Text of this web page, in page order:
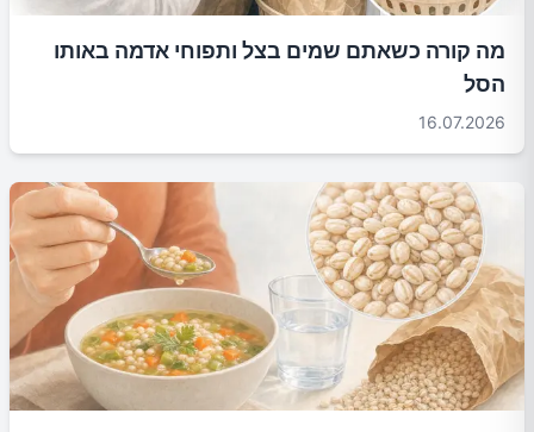
מה קורה כשאתם שמים בצל ותפוחי אדמה באותו
הסל
16.07.2026